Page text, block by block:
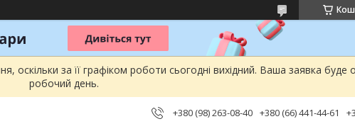
за її графіком роботи сьогодні вихідний. Ваша заявка
робочий день.
+380 (98) 263-08-40 +380 (66) 441-44-61